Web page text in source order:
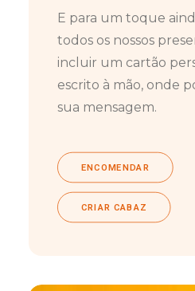
E para um toque
todos os nossos
incluir um cartão
escrito à mão, onde
sua mensagem.
ENCOMENDAR
CRIAR CABAZ